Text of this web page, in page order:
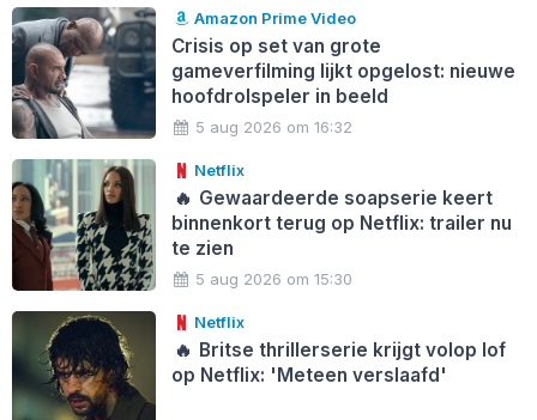
Amazon Prime Video
Crisis op set van grote
gameverfilming lijkt opgelost: nieuwe
hoofdrolspeler in beeld
5 aug 2026 om 16:32
Netflix
🔥 Gewaardeerde soapserie keert
binnenkort terug op Netflix: trailer nu
te zien
5 aug 2026 om 15:30
Netflix
🔥 Britse thrillerserie krijgt volop lof
op Netflix: 'Meteen verslaafd'